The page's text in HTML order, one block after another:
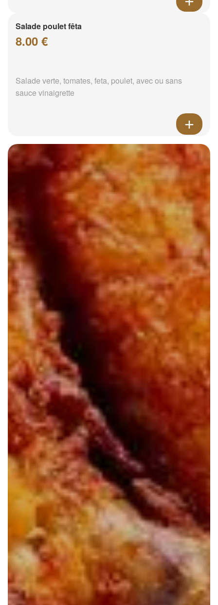
Salade poulet fêta
8.00 €
Salade verte, tomates, feta, poulet, avec ou sans
sauce vinaigrette